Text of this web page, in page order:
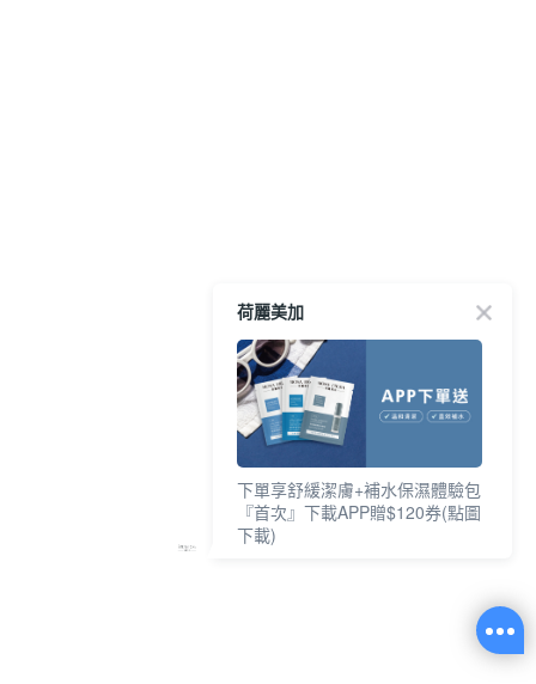
荷麗美加
下單享舒緩潔膚+補水保濕體驗包
『首次』下載APP贈$120券(點圖
下載)